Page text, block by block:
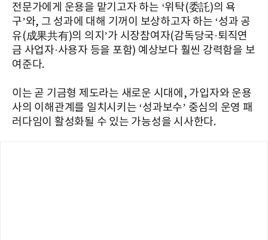
전문가에게 운용을 맡기고자 하는 ‘위탁(委託)의 욕
구’와, 그 성과에 대해 기꺼이 보상하고자 하는 ‘성과 공
유(成果共有)의 의지’가 시장참여자(감독당국·퇴직연
금 사업자·사용자 등을 포함) 예상보다 훨씬 강력함을 보
여준다.
이는 곧 기금형 제도라는 새로운 시대에, 가입자와 운용
사의 이해관계를 일치시키는 ‘성과보수’ 중심의 운영 패
러다임이 활성화될 수 있는 가능성을 시사한다.